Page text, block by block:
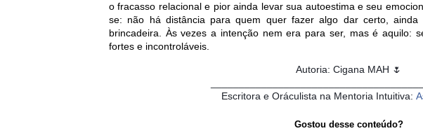
o fracasso relacional e pior ainda levar sua autoestima e seu
se: não há distância para quem quer fazer algo dar certo,
brincadeira. Às vezes a intenção nem era para ser, mas é aquilo:
fortes e incontroláveis.
Autoria: Cigana MAH 🌷
Escritora e Oráculista na Mentoria Intuitiva:
Gostou desse conteúdo?